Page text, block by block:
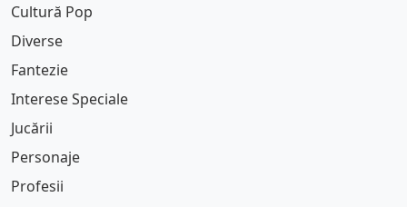
Cultură Pop
Diverse
Fantezie
Interese Speciale
Jucării
Personaje
Profesii